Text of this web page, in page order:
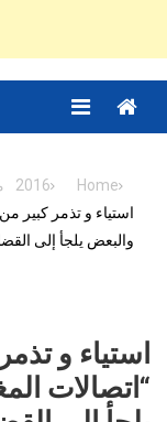
Menu
Home
2016
استياء و تذمر كبير
والبعض يلجأ إلى
استياء و
“اتصالات